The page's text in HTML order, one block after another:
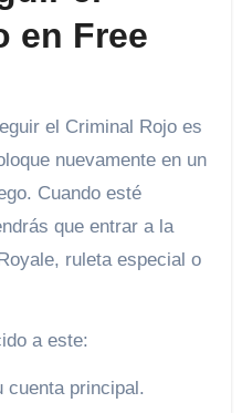
en Free
el Criminal Rojo es
nuevamente en un
Cuando esté
que entrar a la
ruleta especial o
a este:
cuenta principal.